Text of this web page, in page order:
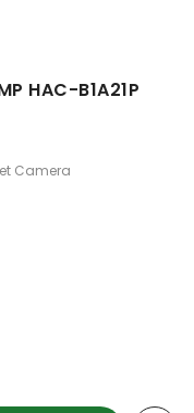
HAC-B1A21P
Camera